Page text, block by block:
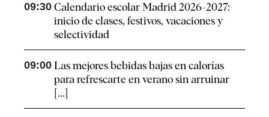
09:30 Calendario escolar Madrid 2026-2027:
inicio de clases, festivos, vacaciones y
selectividad
09:00 Las mejores bebidas bajas en calorías
para refrescarte en verano sin arruinar
[...]